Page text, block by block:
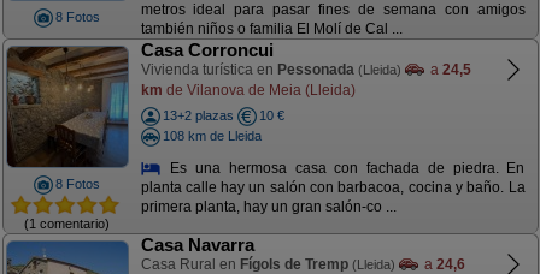
8 Fotos
metros ideal para pasar fines de semana con amigos
también niños o familia El Molí de Cal ...
8 Fotos
(1 comentario)
Casa Corroncui
Vivienda turística en Pessonada (Lleida) a 24,5
km de Vilanova de Meia (Lleida)
13+2 plazas
10 €
108 km de Lleida
Es una hermosa casa con fachada de piedra. En
planta calle hay un salón con barbacoa, cocina y baño. La
primera planta, hay un gran salón-co ...
Casa Navarra
Casa Rural en Fígols de Tremp (Lleida) a 24,6